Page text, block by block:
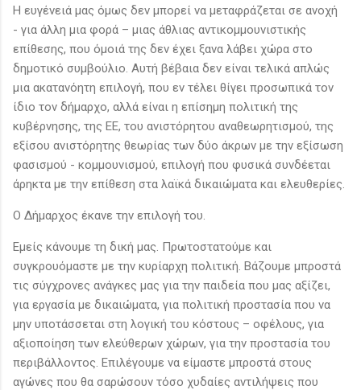
Η ευγένειά μας όμως δεν μπορεί να μεταφράζεται σε ανοχή
- για άλλη μια φορά – μιας άθλιας αντικομμουνιστικής
επίθεσης, που όμοιά της δεν έχει ξανα λάβει χώρα στο
δημοτικό συμβούλιο. Αυτή βέβαια δεν είναι τελικά απλώς
μια ακατανόητη επιλογή, που εν τέλει θίγει προσωπικά τον
ίδιο τον δήμαρχο, αλλά είναι η επίσημη πολιτική της
κυβέρνησης, της ΕΕ, του ανιστόρητου αναθεωρητισμού, της
εξίσου ανιστόρητης θεωρίας των δύο άκρων με την εξίσωση
φασισμού - κομμουνισμού, επιλογή που φυσικά συνδέεται
άρηκτα με την επίθεση στα λαϊκά δικαιώματα και ελευθερίες.
Ο Δήμαρχος έκανε την επιλογή του.
Εμείς κάνουμε τη δική μας. Πρωτοστατούμε και
συγκρουόμαστε με την κυρίαρχη πολιτική. Βάζουμε μπροστά
τις σύγχρονες ανάγκες μας για την παιδεία που μας αξίζει,
για εργασία με δικαιώματα, για πολιτική προστασία που να
μην υποτάσσεται στη λογική του κόστους – οφέλους, για
αξιοποίηση των ελεύθερων χώρων, για την προστασία του
περιβάλλοντος. Επιλέγουμε να είμαστε μπροστά στους
αγώνες που θα σαρώσουν τόσο χυδαίες αντιλήψεις που